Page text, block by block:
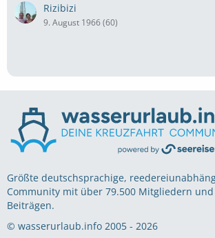
Rizibizi
9. August 1966 (60)
Größte deutschsprachige,
Community mit über 79.500 Mitgliedern
Beiträgen.
© wasserurlaub.info 2005 - 2026